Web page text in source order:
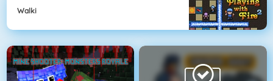
Walki